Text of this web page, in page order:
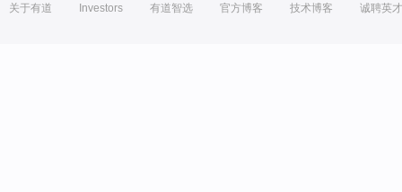
关于有道 Investors 有道智选 官方博客 技术博客 诚聘英才